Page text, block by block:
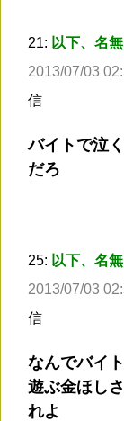
21: 以下、名
2013/07/03
信
バイトで泣
だろ
25: 以下、名
2013/07/03
信
なんでバイ
遊ぶ金ほし
れよ